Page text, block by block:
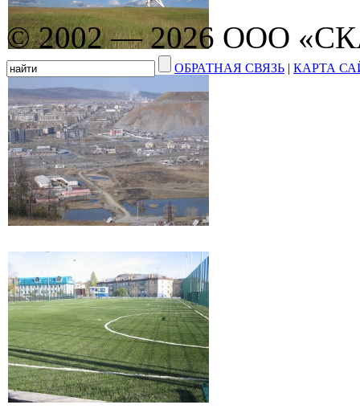
© 2002 — 2026 ООО
ОБРАТНАЯ СВЯЗЬ | КАРТА